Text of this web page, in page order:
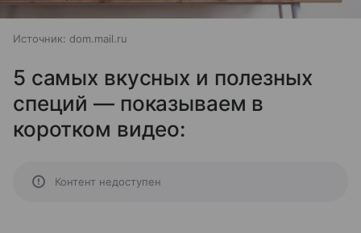
Источник: dom.mail.ru
5 самых вкусных и полезных
специй — показываем в
коротком видео:
Контент недоступен